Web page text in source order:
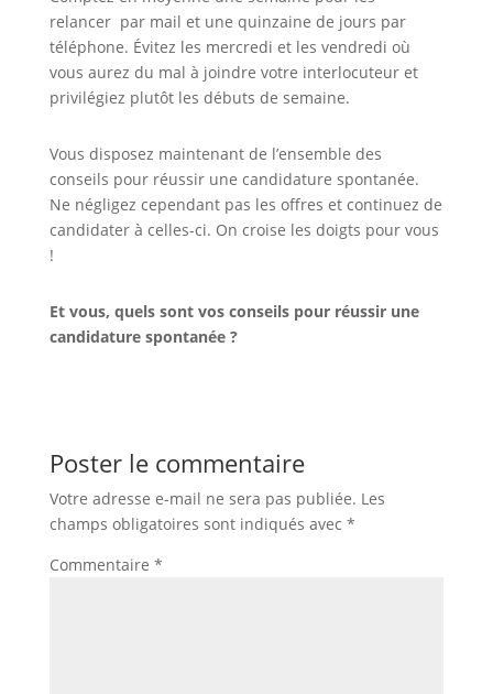
relancer par mail et une quinzaine de jours par
téléphone. Évitez les mercredi et les vendredi où
vous aurez du mal à joindre votre interlocuteur et
privilégiez plutôt les débuts de semaine.
Vous disposez maintenant de l’ensemble des
conseils pour réussir une candidature spontanée.
Ne négligez cependant pas les offres et continuez de
candidater à celles-ci. On croise les doigts pour vous
!
Et vous, quels sont vos conseils pour réussir une
candidature spontanée ?
Poster le commentaire
Votre adresse e-mail ne sera pas publiée. Les
champs obligatoires sont indiqués avec *
Commentaire *